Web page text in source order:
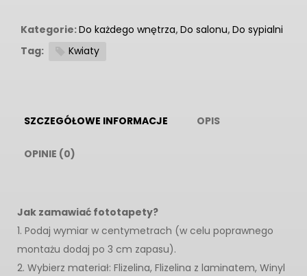
piwonie”
Kategorie:Do każdego wnętrza,Do salonu,Do sypialni
Tag:
Kwiaty
SZCZEGÓŁOWE INFORMACJE OPIS
OPINIE (0)
Jak zamawiać fototapety?
1. Podaj wymiar w centymetrach (w celu poprawnego
montażu dodaj po 3 cm zapasu).
2. Wybierz materiał: Flizelina, Flizelina z laminatem, Winyl